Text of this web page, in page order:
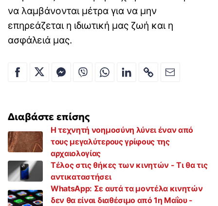
να λαμβάνονται μέτρα για να μην
επηρεάζεται η ιδιωτική μας ζωή και η
ασφάλειά μας.
Διαβάστε επίσης
Η τεχνητή νοημοσύνη λύνει έναν από
τους μεγαλύτερους γρίφους της
αρχαιολογίας
Τέλος στις θήκες των κινητών - Τι θα τις
αντικαταστήσει
WhatsApp: Σε αυτά τα μοντέλα κινητών
δεν θα είναι διαθέσιμο από 1η Μαΐου -